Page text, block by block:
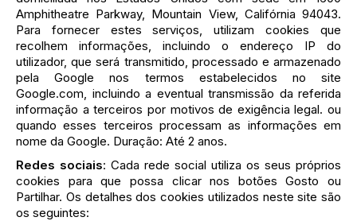
Amphitheatre Parkway, Mountain View, Califórnia 94043.
Para fornecer estes serviços, utilizam cookies que
recolhem informações, incluindo o endereço IP do
utilizador, que será transmitido, processado e armazenado
pela Google nos termos estabelecidos no site
Google.com, incluindo a eventual transmissão da referida
informação a terceiros por motivos de exigência legal. ou
quando esses terceiros processam as informações em
nome da Google. Duração: Até 2 anos.
Redes sociais: Cada rede social utiliza os seus próprios
cookies para que possa clicar nos botões Gosto ou
Partilhar. Os detalhes dos cookies utilizados neste site são
os seguintes: